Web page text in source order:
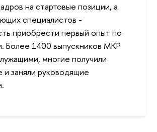
на стартовые позиции, а
специалистов -
приобрести первый опыт по
Более 1400 выпускников МКР
многие получили
заняли руководящие